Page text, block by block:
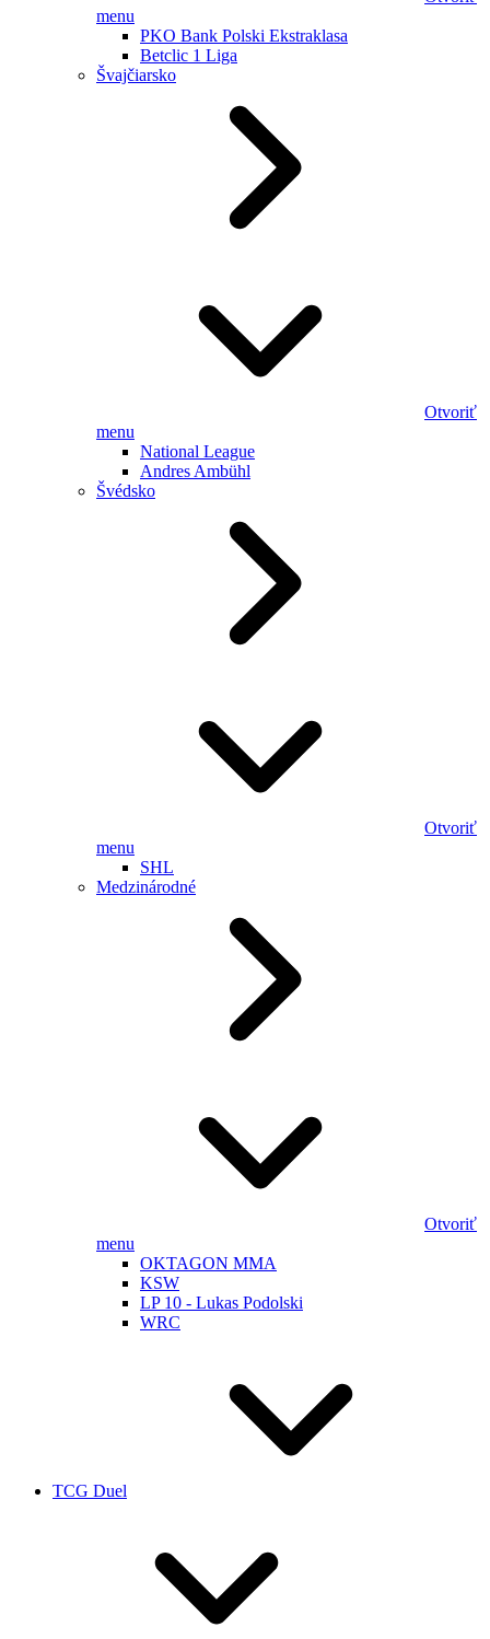
menu
PKO Bank Polski Ekstraklasa
Betclic 1 Liga
Švajčiarsko
Otvoriť
menu
National League
Andres Ambühl
Švédsko
Otvoriť
menu
SHL
Medzinárodné
Otvoriť
menu
OKTAGON MMA
KSW
LP 10 - Lukas Podolski
WRC
TCG Duel